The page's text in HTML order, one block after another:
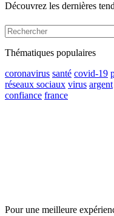
Découvrez les dernières
Thématiques populaires
coronavirus santé covid-19
réseaux sociaux virus argent
confiance france
Pour une meilleure